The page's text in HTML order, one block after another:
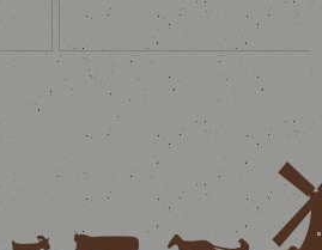
sonra hava almayan bir kapta
muhafaza edin.
sonra 7 gün içinde